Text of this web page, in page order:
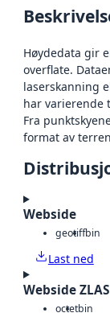
Høydedata gir
overflate.
laserskanning
har varierende
Fra
format av
Webside
geotiffbin
Last ned
Webside ZLAS
octetbin